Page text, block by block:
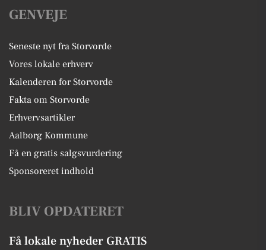
GENVEJE
Seneste nyt fra Storvorde
Vores lokale erhverv
Kalenderen for Storvorde
Fakta om Storvorde
Erhvervsartikler
Aalborg Kommune
Få en gratis salgsvurdering
Sponsoreret indhold
BLIV OPDATERET
Få lokale nyheder GRATIS